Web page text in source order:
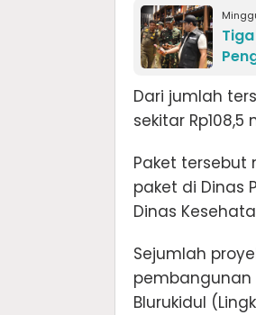
Dari jumlah
sekitar
Paket tersebut
paket di Dinas
Dinas
Sejumlah
pembangunan
Blurukidul